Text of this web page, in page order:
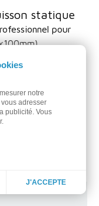
statique
pour
notre
adresser
publicité. Vous
J'ACCEPTE